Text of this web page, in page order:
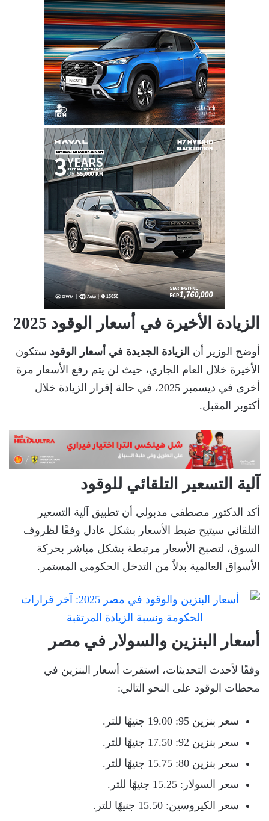
الزيادة الأخيرة في أسعار الوقود 2025
أوضح الوزير أن الزيادة الجديدة في أسعار الوقود ستكون
الأخيرة خلال العام الجاري، حيث لن يتم رفع الأسعار مرة
أخرى في ديسمبر 2025، في حالة إقرار الزيادة خلال
أكتوبر المقبل.
آلية التسعير التلقائي للوقود
أكد الدكتور مصطفى مدبولي أن تطبيق آلية التسعير
التلقائي سيتيح ضبط الأسعار بشكل عادل وفقًا لظروف
السوق، لتصبح الأسعار مرتبطة بشكل مباشر بحركة
الأسواق العالمية بدلاً من التدخل الحكومي المستمر.
أسعار البنزين والسولار في مصر
وفقًا لأحدث التحديثات، استقرت أسعار البنزين في
محطات الوقود على النحو التالي:
سعر بنزين 95: 19.00 جنيهًا للتر.
سعر بنزين 92: 17.50 جنيهًا للتر.
سعر بنزين 80: 15.75 جنيهًا للتر.
سعر السولار: 15.25 جنيهًا للتر.
سعر الكيروسين: 15.50 جنيهًا للتر.